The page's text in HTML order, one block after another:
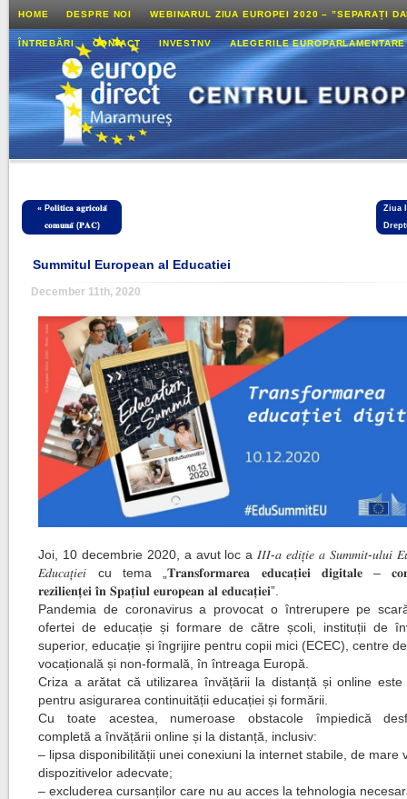
HOME DESPRE NOI WEBINARUL ZIUA EUROPEI 2020 – ”SEPARAȚI
ÎNTREBĂRI CONTACT INVESTNV ALEGERILE
« P𝐨𝐥𝐢𝐭𝐢𝐜𝐚 𝐚𝐠𝐫𝐢𝐜𝐨𝐥𝐚̆
𝐜𝐨𝐦𝐮𝐧𝐚̆ (𝐏𝐀𝐂)
Ziua
Summitul European al Educatiei
December 11th, 2020
Joi, 10 decembrie 2020, a avut loc a 𝐼𝐼𝐼-𝑎 𝑒𝑑𝑖𝑡̦𝑖𝑒 𝑎 𝑆𝑢𝑚𝑚𝑖𝑡-𝑢𝑙𝑢𝑖
𝐸𝑑𝑢𝑐𝑎𝑡̦𝑖𝑒𝑖 cu tema „𝐓𝐫𝐚𝐧𝐬𝐟𝐨𝐫𝐦𝐚𝐫𝐞𝐚 𝐞𝐝𝐮𝐜𝐚𝐭̦𝐢𝐞𝐢 𝐝𝐢𝐠𝐢𝐭𝐚𝐥𝐞 –
𝐫𝐞𝐳𝐢𝐥𝐢𝐞𝐧𝐭̦𝐞𝐢 𝐢̂𝐧 𝐒𝐩𝐚𝐭̦𝐢𝐮𝐥 𝐞𝐮𝐫𝐨𝐩𝐞𝐚𝐧 𝐚𝐥 𝐞𝐝𝐮𝐜𝐚𝐭̦𝐢𝐞𝐢”.
Pandemia de coronavirus a provocat o întrerupere pe
ofertei de educație și formare de către școli, instituții de
superior, educație și îngrijire pentru copii mici (ECEC), centre
vocațională și non-formală, în întreaga Europă.
Criza a arătat că utilizarea învățării la distanță și online este
pentru asigurarea continuității educației și formării.
Cu toate acestea, numeroase obstacole împiedică
completă a învățării online și la distanță, inclusiv:
– lipsa disponibilității unei conexiuni la internet stabile, de mare
dispozitivelor adecvate;
– excluderea cursanților care nu au acces la tehnologia